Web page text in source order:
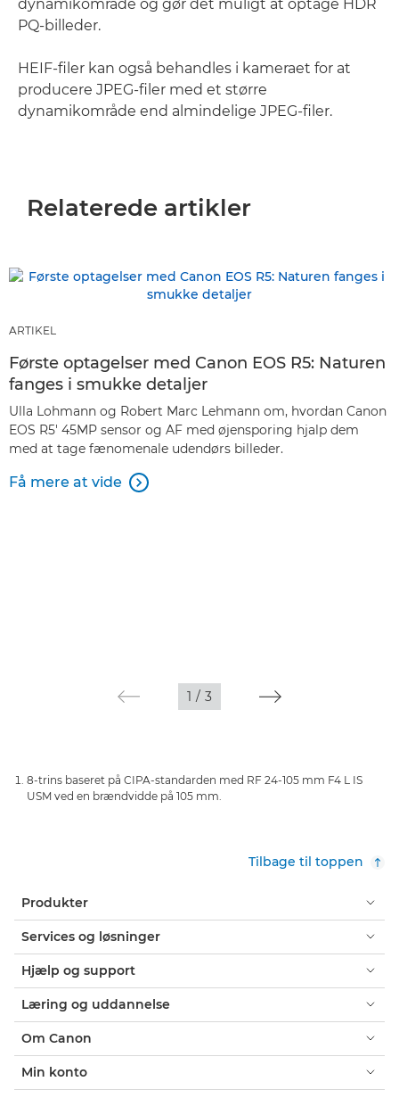
dynamikområde og gør det muligt at optage HDR
PQ-billeder.
HEIF-filer kan også behandles i kameraet for at
producere JPEG-filer med et større
dynamikområde end almindelige JPEG-filer.
Relaterede artikler
ARTIKEL
Første optagelser med Canon EOS R5: Naturen
fanges i smukke detaljer
Ulla Lohmann og Robert Marc Lehmann om, hvordan Canon
EOS R5' 45MP sensor og AF med øjensporing hjalp dem
med at tage fænomenale udendørs billeder.
Få mere at vide 
1 / 3
8-trins baseret på CIPA-standarden med RF 24-105 mm F4 L IS
USM ved en brændvidde på 105 mm.
Tilbage til toppen
Produkter
Services og løsninger
Hjælp og support
Læring og uddannelse
Om Canon
Min konto